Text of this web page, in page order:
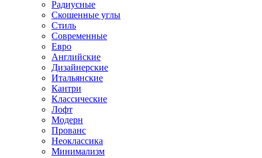
Радиусные
Скошенные углы
Стиль
Современные
Евро
Английские
Дизайнерские
Итальянские
Кантри
Классические
Лофт
Модерн
Прованс
Неоклассика
Минимализм